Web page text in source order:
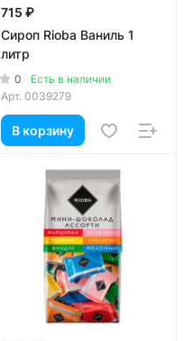
715 ₽
Сироп Rioba Ваниль 1
литр
0
Есть в наличии
Арт. 0039279
В корзину